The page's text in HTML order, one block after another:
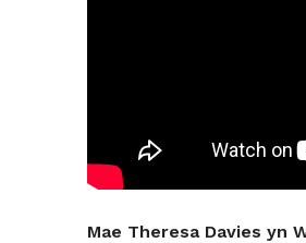
Mae Theresa Davies yn